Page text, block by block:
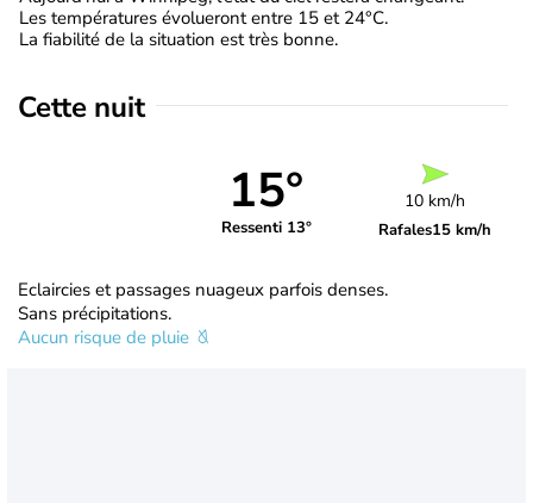
Les températures évolueront entre 15 et 24°C.
La fiabilité de la situation est très bonne.
Cette nuit
15°
Ressenti 13°
10 km/h
Rafales15 km/h
Eclaircies et passages nuageux parfois denses.
Sans précipitations.
Aucun risque de pluie